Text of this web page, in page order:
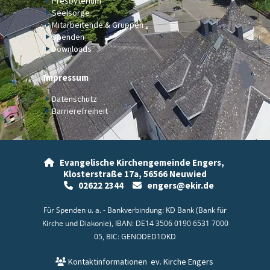
Seelsorge
Mitarbeitende & Gruppen
Spenden
Downloads
Impressum
Datenschutz
Barrierefreiheit

Evangelische Kirchengemeinde Engers,
Klosterstraße 17a, 56566 Neuwied
02622 2344 engers@ekir.de
Für Spenden u. a. - Bankverbindung: KD Bank (Bank für
Kirche und Diakonie), IBAN: DE14 3506 0190 6531 7000
05, BIC: GENODED1DKD
Kontaktinformationen ev. Kirche Engers